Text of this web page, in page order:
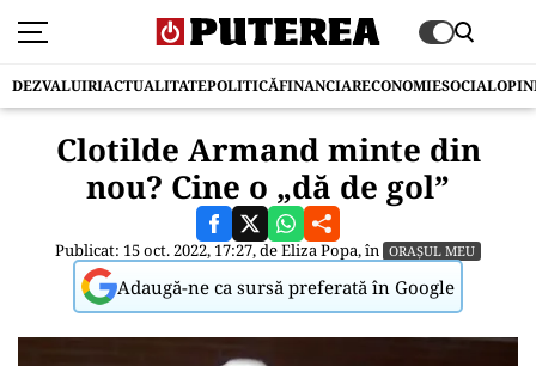
DEZVALUIRIACTUALITATEPOLITICĂFINANCIARECONOMIESOCIAL
Clotilde Armand minte din
nou? Cine o „dă de gol”
Publicat: 15 oct. 2022, 17:27, deEliza Popa, în ORAȘUL MEU
Adaugă-ne ca sursă preferată în Google